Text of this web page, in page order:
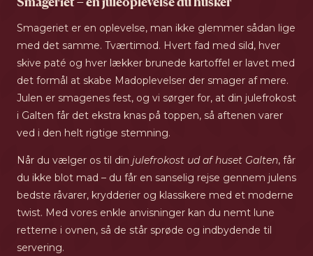
Smageriet er en oplevelse, man ikke glemmer sådan lige
med det samme. Tværtimod. Hvert fad med sild, hver
skive paté og hver lækker brunede kartoffel er lavet med
det formål at skabe Madoplevelser der smager af mere.
Julen er smagenes fest, og vi sørger for, at din julefrokost
i Galten får det ekstra knas på toppen, så aftenen varer
ved i den helt rigtige stemning.
Når du vælger os til din julefrokost ud af huset Galten, får
du ikke blot mad – du får en sanselig rejse gennem julens
bedste råvarer, krydderier og klassikere med et moderne
twist. Med vores enkle anvisninger kan du nemt lune
retterne i ovnen, så de står sprøde og indbydende til
servering.